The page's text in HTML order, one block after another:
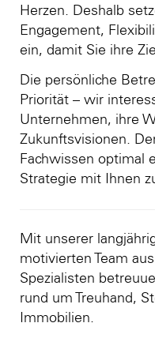
Herzen. Deshalb
Engagement,
ein, damit Sie ihre
Die persönliche
Priorität – wir
Unternehmen, ihre
Zukunftsvisionen.
Fachwissen optimal
Strategie mit Ihnen
Mit unserer
motivierten Team
Spezialisten
rund um Treuhand,
Immobilien.